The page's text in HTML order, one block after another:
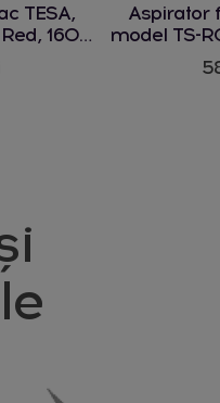
TESA,
1600
Aspirator
model TS-